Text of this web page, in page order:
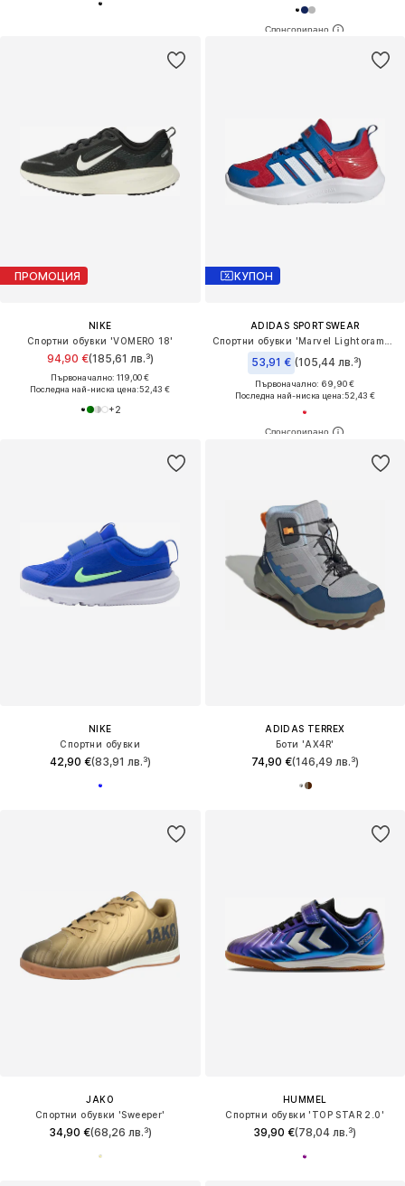
ПРОМОЦИЯ
NIKE
Спортни обувки 'VOMERO 18'
94,90 €(185,61 лв.³)
Първоначално: 119,00 €
Последна най-ниска цена:52,43 €
+2
КУПОН
ADIDAS SPORTSWEAR
53,91 € (105,44 лв.³)
Първоначално: 69,90 €
Последна най-ниска цена:52,43 €
NIKE
Спортни обувки
42,90 €(83,91 лв.³)
ADIDAS TERREX
Боти 'AX4R'
74,90 €(146,49 лв.³)
JAKO
Спортни обувки 'Sweeper'
34,90 €(68,26 лв.³)
HUMMEL
Спортни обувки 'TOP STAR 2.0'
39,90 €(78,04 лв.³)